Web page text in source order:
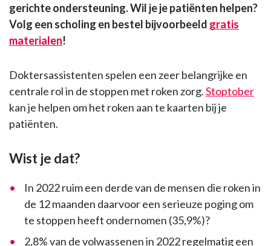
gerichte ondersteuning. Wil je je patiënten helpen?
Volg een scholing en bestel bijvoorbeeld gratis
materialen!
Doktersassistenten spelen een zeer belangrijke en
centrale rol in de stoppen met roken zorg.Stoptober
kan je helpen om het roken aan te kaarten bij je
patiënten.
Wist je dat?
In 2022 ruim een derde van de mensen die roken in
de 12 maanden daarvoor een serieuze poging om
te stoppen heeft ondernomen (35,9%)?
2,8% van de volwassenen in 2022 regelmatig een